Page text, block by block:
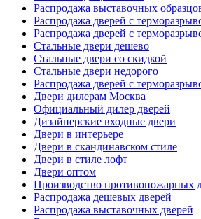
Распродажа выставочных
Распродажа дверей с
Распродажа дверей с
Стальные двери дешево
Стальные двери со скидкой
Стальные двери недорого
Распродажа дверей с
Двери дилерам Москва
Официальный дилер дверей
Дизайнерские входные двери
Двери в интерьере
Двери в скандинавском стиле
Двери в стиле лофт
Двери оптом
Производство противопожарных
Распродажа дешевых дверей
Распродажа выставочных дверей